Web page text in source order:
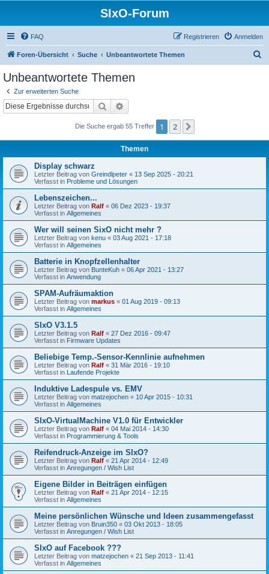
SIxO-Forum
FAQ Anmelden
Registrieren
Foren-Übersicht Suche Unbeantwortete Themen
Unbeantwortete Themen
Zur erweiterten Suche
Suche
Die Suche ergab 55 Treffer 1 2
Themen
Display schwarz
Letzter Beitrag von Greindlpeter « 13 Sep 2025 - 20:21
Verfasst in Probleme und Lösungen
Lebenszeichen...
Letzter Beitrag von Ralf « 06 Dez 2023 - 19:37
Verfasst in Allgemeines
Wer will seinen SixO nicht mehr ?
Letzter Beitrag von kenu « 03 Aug 2021 - 17:18
Verfasst in Allgemeines
Batterie in Knopfzellenhalter
Letzter Beitrag von BunteKuh « 06 Apr 2021 - 13:27
Verfasst in Anwendung
SPAM-Aufräumaktion
Letzter Beitrag von markus « 01 Aug 2019 - 09:13
Verfasst in Allgemeines
SIxO V3.1.5
Letzter Beitrag von Ralf « 27 Dez 2016 - 09:47
Verfasst in Firmware Updates
Beliebige Temp.-Sensor-Kennlinie aufnehmen
Letzter Beitrag von Ralf « 31 Mär 2016 - 19:10
Verfasst in Laufende Projekte
Induktive Ladespule vs. EMV
Letzter Beitrag von matzejochen « 10 Apr 2015 - 10:31
Verfasst in Allgemeines
SIxO-VirtualMachine V1.0 für Entwickler
Letzter Beitrag von Ralf « 04 Mai 2014 - 14:30
Verfasst in Programmierung & Tools
Reifendruck-Anzeige im SIxO?
Letzter Beitrag von Ralf « 21 Apr 2014 - 12:49
Verfasst in Anregungen / Wish List
Eigene Bilder in Beiträgen einfügen
Letzter Beitrag von Ralf « 21 Apr 2014 - 12:15
Verfasst in Allgemeines
Meine persönlichen Wünsche und Ideen zusammengefasst
Letzter Beitrag von Bruin350 « 03 Okt 2013 - 18:05
Verfasst in Anregungen / Wish List
SIxO auf Facebook ???
Letzter Beitrag von matzejochen « 21 Sep 2013 - 11:41
Verfasst in Allgemeines